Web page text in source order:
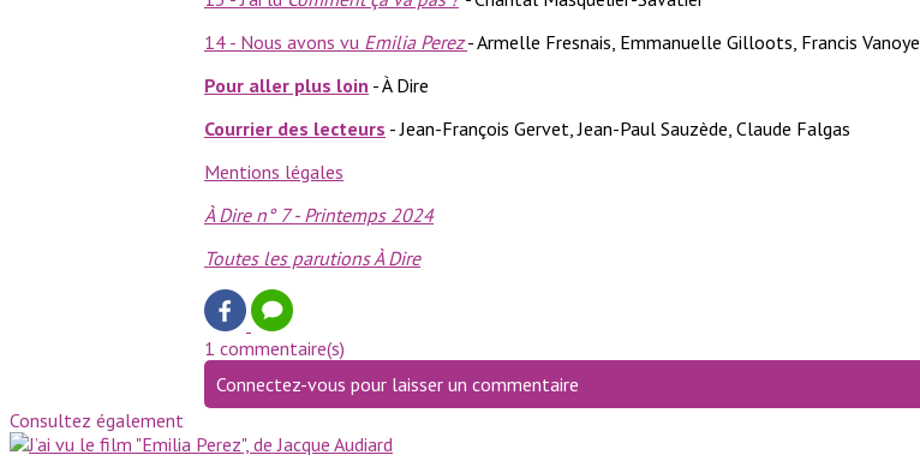
14 - Nous avons vu Emilia Perez - Armelle Fresnais, Emmanuelle Gilloots, Francis Vanoye
Pour aller plus loin - À Dire
Courrier des lecteurs - Jean-François Gervet, Jean-Paul Sauzède, Claude Falgas
Mentions légales
À Dire n° 7 - Printemps 2024
Toutes les parutions À Dire
1 commentaire(s)
Connectez-vous pour laisser un commentaire
Consultez également